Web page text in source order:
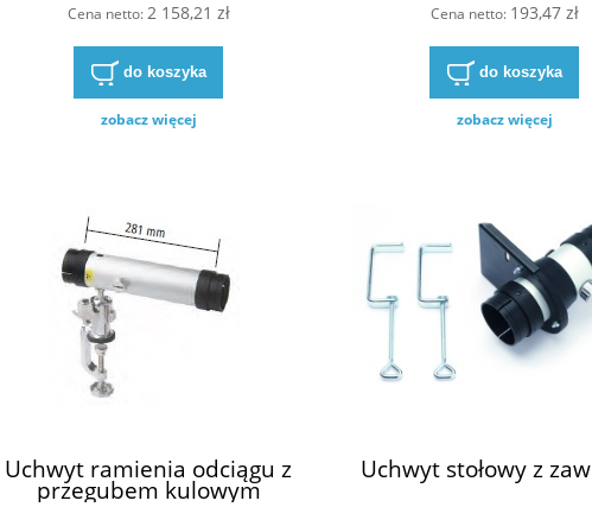
Cena netto:2 158,21 zł
do koszyka
zobacz więcej
Cena netto: 193,47 zł
do koszyka
zobacz więcej
Uchwyt ramienia odciągu z
przegubem kulowym
Uchwyt stołowy z